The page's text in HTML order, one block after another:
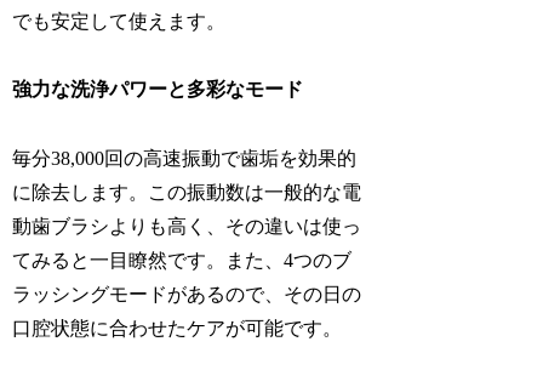
でも安定して使えます。
強力な洗浄パワーと多彩なモード
毎分38,000回の高速振動で歯垢を効果的
に除去します。この振動数は一般的な電
動歯ブラシよりも高く、その違いは使っ
てみると一目瞭然です。また、4つのブ
ラッシングモードがあるので、その日の
口腔状態に合わせたケアが可能です。